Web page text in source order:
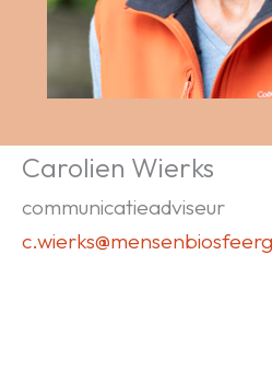
Carolien Wierks
communicatieadviseur